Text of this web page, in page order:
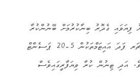
ފިޔަވައި ގެދޮރު ބިނާކުރުމަށް ބޭނުންކުރާ
ހުރިހާ ސަމާނުތަކާއި ފަރުނީޗަރ ފަދަ އައިޓަމްތަކުން 5-20 ޕަސެންޓް
އަދި ޓިނުން ކުރާ ވިޔަފާރީގައިވެސް